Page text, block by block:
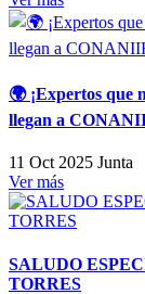
🌍 ¡Expertos que
llegan a
11 Oct 2025 Junta
Ver más
SALUDO
TORRES